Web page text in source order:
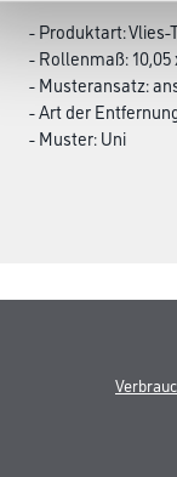
- Produktart: Vlies-
- Rollenmaß: 10,05
- Musteransatz:
- Art der
- Muster: Uni